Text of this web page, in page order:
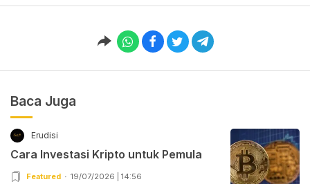
Baca Juga
Erudisi
Cara Investasi Kripto untuk Pemula
Featured 19/07/2026 | 14:56